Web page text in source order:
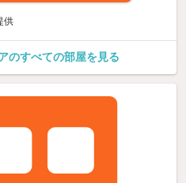
供
のすべての部屋を見る